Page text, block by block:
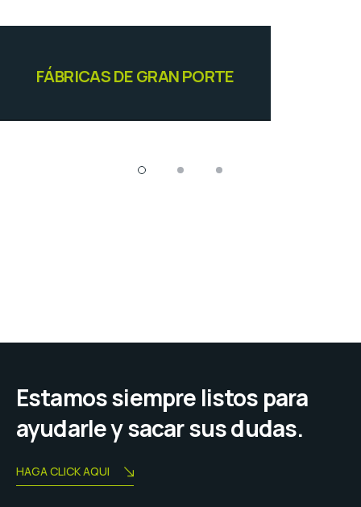
Estamos siempre listos para
ayudarle y sacar sus dudas.
HAGA CLICK AQUI